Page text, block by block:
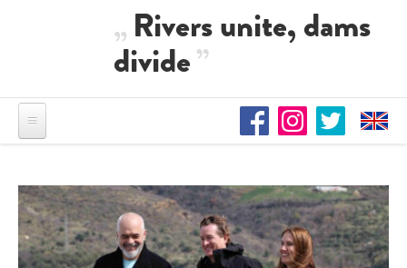
Rivers unite, dams
divide